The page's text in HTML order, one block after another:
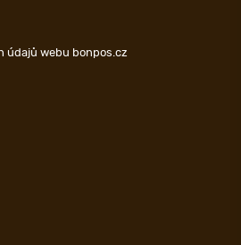
údajů webu bonpos.cz